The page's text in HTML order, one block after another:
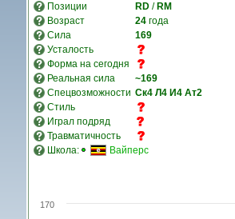
Позиции
RD / RM
Возраст
24 года
Сила
169
Усталость
Форма на сегодня
Реальная сила
~169
Спецвозможности Ск4 Л4 И4 Ат2
Стиль
Играл подряд
Травматичность
Школа:
Вайперс
170